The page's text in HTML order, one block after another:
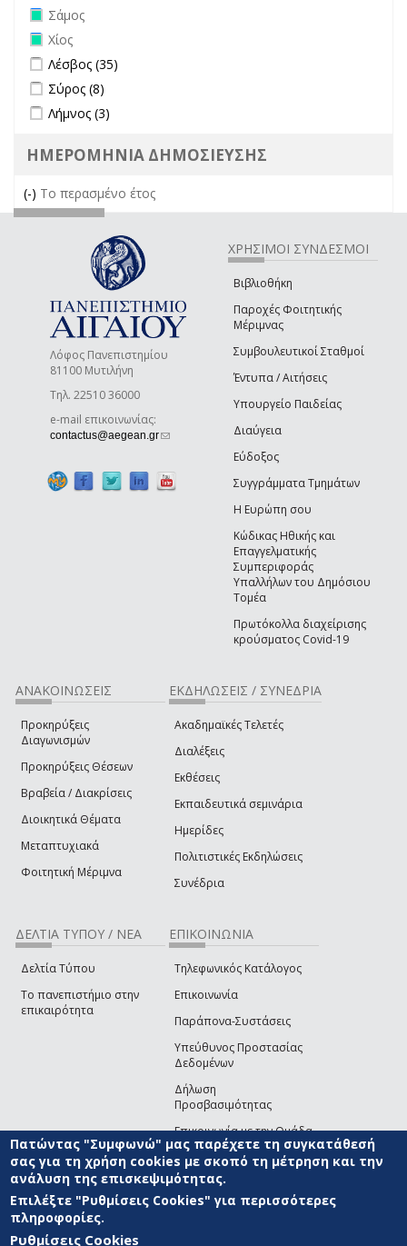
Remove Σάμος filter
Σάμος
Remove Χίος filter
Χίος
Apply Λέσβος filter
Λέσβος (35)
Apply Σύρος filter
Σύρος (8)
Apply Λήμνος filter
Λήμνος (3)
ΗΜΕΡΟΜΗΝΙΑ ΔΗΜΟΣΙΕΥΣΗΣ
(-) Remove Το περασμένο έτος filter
Το περασμένο έτος
Λόφος Πανεπιστημίου
81100 Μυτιλήνη
Τηλ. 22510 36000
e-mail επικοινωνίας:
contactus@aegean.gr(link sends e-mail)
ΧΡΗΣΙΜΟΙ ΣΥΝΔΕΣΜΟΙ
Βιβλιοθήκη
Παροχές Φοιτητικής
Μέριμνας
Συμβουλευτικοί Σταθμοί
Έντυπα / Αιτήσεις
Υπουργείο Παιδείας
Διαύγεια
Εύδοξος
Συγγράμματα Τμημάτων
Η Ευρώπη σου
Κώδικας Ηθικής και
Επαγγελματικής
Συμπεριφοράς
Υπαλλήλων του Δημόσιου
Τομέα
Πρωτόκολλα διαχείρισης
κρούσματος Covid-19
ΑΝΑΚΟΙΝΩΣΕΙΣ
Προκηρύξεις
Διαγωνισμών
Προκηρύξεις Θέσεων
Βραβεία / Διακρίσεις
Διοικητικά Θέματα
Μεταπτυχιακά
Φοιτητική Μέριμνα
ΕΚΔΗΛΩΣΕΙΣ / ΣΥΝΕΔΡΙΑ
Ακαδημαϊκές Τελετές
Διαλέξεις
Εκθέσεις
Εκπαιδευτικά σεμινάρια
Ημερίδες
Πολιτιστικές Εκδηλώσεις
Συνέδρια
ΔΕΛΤΙΑ ΤΥΠΟΥ / ΝΕΑ
Δελτία Τύπου
Το πανεπιστήμιο στην
επικαιρότητα
ΕΠΙΚΟΙΝΩΝΙΑ
Τηλεφωνικός Κατάλογος
Επικοινωνία
Παράπονα-Συστάσεις
Υπεύθυνος Προστασίας
Δεδομένων
Δήλωση
Προσβασιμότητας
Επικοινωνία με την Ομάδα
Ανάπτυξης του site(link sends e-mail)
© ΠΑΝΕΠΙΣΤΗΜΙΟ ΑΙΓΑΙΟΥ ΟΡΟΙ ΧΡΗΣΗΣ
ΑΝΑΠΤΥΞΗΣ
Πατώντας "Συμφωνώ" μας παρέχετε τη συγκατάθεσή
σας για τη χρήση cookies με σκοπό τη μέτρηση και την
ανάλυση της επισκεψιμότητας.
Επιλέξτε "Ρυθμίσεις Cookies" για περισσότερες
πληροφορίες.
Ρυθμίσεις Cookies